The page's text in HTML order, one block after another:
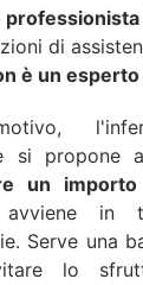
professionista
di
è un
si propone
un
avviene in
Serve una
lo